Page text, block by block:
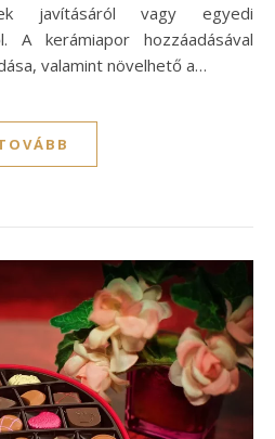
javításáról vagy egyedi
A kerámiapor hozzáadásával
valamint növelhető a…